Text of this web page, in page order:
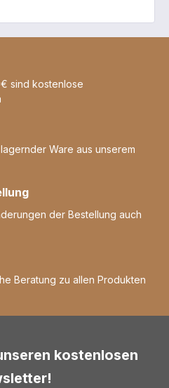
ab.
sind kostenlose
Ware aus unserem
der Bestellung auch
Beratung zu allen Produkten
kostenlosen